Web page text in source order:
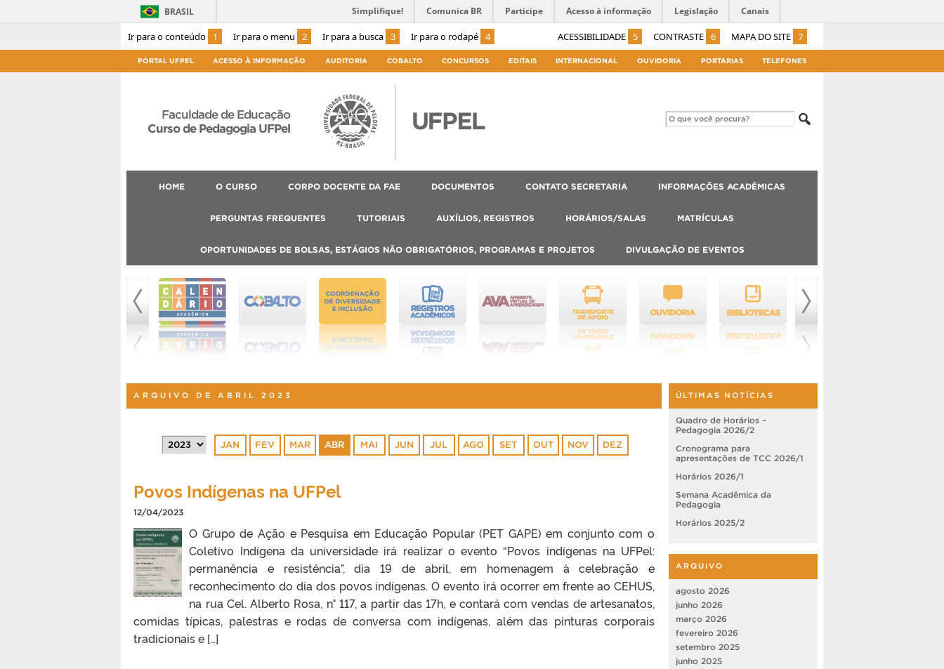
Ir para o conteúdo 1 Ir para o menu 2 Ir para a busca 3 Ir para o rodapé 4 ACESSIBILIDADE 5 CONTRASTE 6 MAPA DO SITE 7
BRASIL Simplifique! Comunica BR Participe Acesso à informação Legislação Canais
PORTAL UFPEL ACESSO À INFORMAÇÃO AUDITORIA COBALTO CONCURSOS EDITAIS INTERNACIONAL OUVIDORIA PORTARIAS TELEFONES
Faculdade de Educação
Curso de Pedagogia UFPel
HOME O CURSO CORPO DOCENTE DA FAE DOCUMENTOS CONTATO SECRETARIA INFORMAÇÕES ACADÊMICAS
PERGUNTAS FREQUENTES TUTORIAIS AUXÍLIOS, REGISTROS HORÁRIOS/SALAS MATRÍCULAS
OPORTUNIDADES DE BOLSAS, ESTÁGIOS NÃO OBRIGATÓRIOS, PROGRAMAS E PROJETOS DIVULGAÇÃO DE EVENTOS
ARQUIVO DE ABRIL 2023
JAN FEV MAR ABR MAI JUN JUL AGO SET OUT NOV DEZ
Povos Indígenas na UFPel
12/04/2023
O Grupo de Ação e Pesquisa em Educação Popular (PET GAPE) em conjunto com o
Coletivo Indígena da universidade irá realizar o evento “Povos indígenas na UFPel:
permanência e resistência”, dia 19 de abril, em homenagem à celebração e
reconhecimento do dia dos povos indígenas. O evento irá ocorrer em frente ao CEHUS,
na rua Cel. Alberto Rosa, n° 117, a partir das 17h, e contará com vendas de artesanatos,
comidas típicas, palestras e rodas de conversa com indígenas, além das pinturas corporais
tradicionais e […]
ÚLTIMAS NOTÍCIAS
Quadro de Horários –
Pedagogia 2026/2
Cronograma para
apresentações de TCC 2026/1
Horários 2026/1
Semana Acadêmica da
Pedagogia
Horários 2025/2
ARQUIVO
agosto 2026
junho 2026
março 2026
fevereiro 2026
setembro 2025
junho 2025